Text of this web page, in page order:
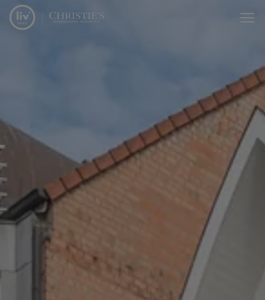
Passer le menu et aller au contenu